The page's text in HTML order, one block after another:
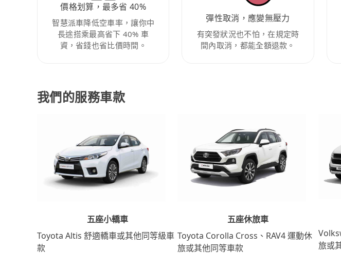
價格划算，最多省 40%
智慧派車降低空車率，讓你中
長途搭乘最高省下 40% 車
資，省錢也省比價時間。
彈性取消，應變無壓力
有突發狀況也不怕，在規定時
間內取消，都能全額退款。
我們的服務車款
五座小轎車
Toyota Altis 舒適轎車或其他同等級車
款
五座休旅車
Toyota Corolla Cross、RAV4 運動休
旅或其他同等車款
旅或